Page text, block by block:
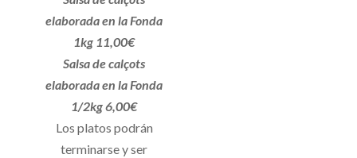
elaborada en la Fonda
1kg 11,00€
Salsa de calçots
elaborada en la Fonda
1/2kg 6,00€
Los platos podrán
terminarse y ser